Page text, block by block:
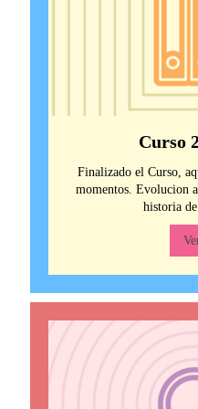
Curso
Finalizado el Curso,
momentos. Evolucion
historia de